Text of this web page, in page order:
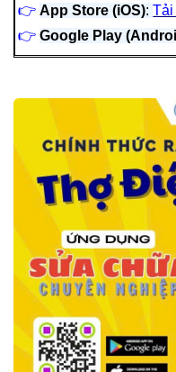
👉 App Store (iOS):Tải
👉 Google Play